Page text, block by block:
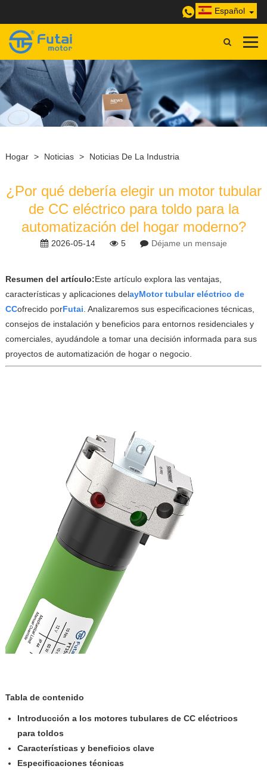
Español
Hogar > Noticias > Noticias De La Industria
¿Por qué debería elegir un motor tubular
de CC eléctrico para toldo para la
automatización del hogar moderno?
2026-05-14 5 Déjame un mensaje
Resumen del artículo:Este artículo explora las ventajas,
características y aplicaciones delayMotor tubular eléctrico de
CCofrecido porFutai . Analizaremos sus especificaciones técnicas,
consejos de instalación y beneficios para entornos residenciales y
comerciales, ayudándole a tomar una decisión informada para sus
proyectos de automatización de hogar o negocio.
Tabla de contenido
Introducción a los motores tubulares de CC eléctricos
para toldos
Características y beneficios clave
Especificaciones técnicas